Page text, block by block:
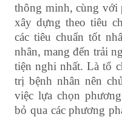
thông minh, cùng với
xây dựng theo tiêu
các tiêu chuẩn tốt
nhân, mang đến trải
tiện nghi nhất. Là tổ
trị bệnh nhân nên
việc lựa chọn
bỏ qua các phương